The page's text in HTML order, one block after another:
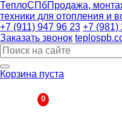
ТеплоСПбПродажа,
техники для отопления и
+7 (911) 947 96 23 +7 (981)
Заказать звонок
Корзина пуста
0